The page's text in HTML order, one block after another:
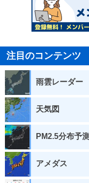
注目のコンテンツ
雨雲レーダー
天気図
PM2.5分布予測
アメダス